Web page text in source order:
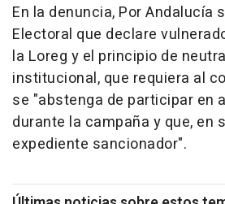
En la denuncia, Por Andalucía
Electoral que declare
la Loreg y el principio de
institucional, que requiera al
se "abstenga de participar en
durante la campaña y que, en
expediente sancionador".